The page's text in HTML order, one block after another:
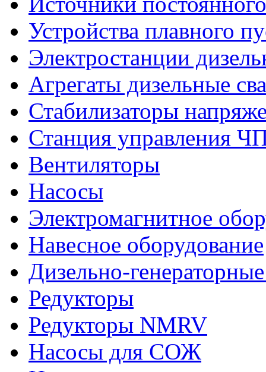
Устройства плавного
Электростанции
Агрегаты дизельные
Стабилизаторы
Станция управления
Вентиляторы
Насосы
Электромагнитное
Навесное оборудование
Дизельно-
Редукторы
Редукторы NMRV
Насосы для СОЖ